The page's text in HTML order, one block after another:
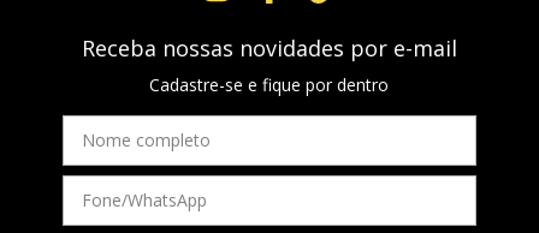
Receba nossas novidades por e-mail
Cadastre-se e fique por dentro